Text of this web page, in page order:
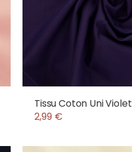
Tissu Coton Uni Violet
2,99 €